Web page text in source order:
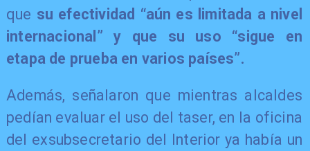
que su efectividad “aún es limitada a nivel
internacional” y que su uso “sigue en
etapa de prueba en varios países”.
Además, señalaron que mientras alcaldes
pedían evaluar el uso del taser, en la oficina
del exsubsecretario del Interior ya había un